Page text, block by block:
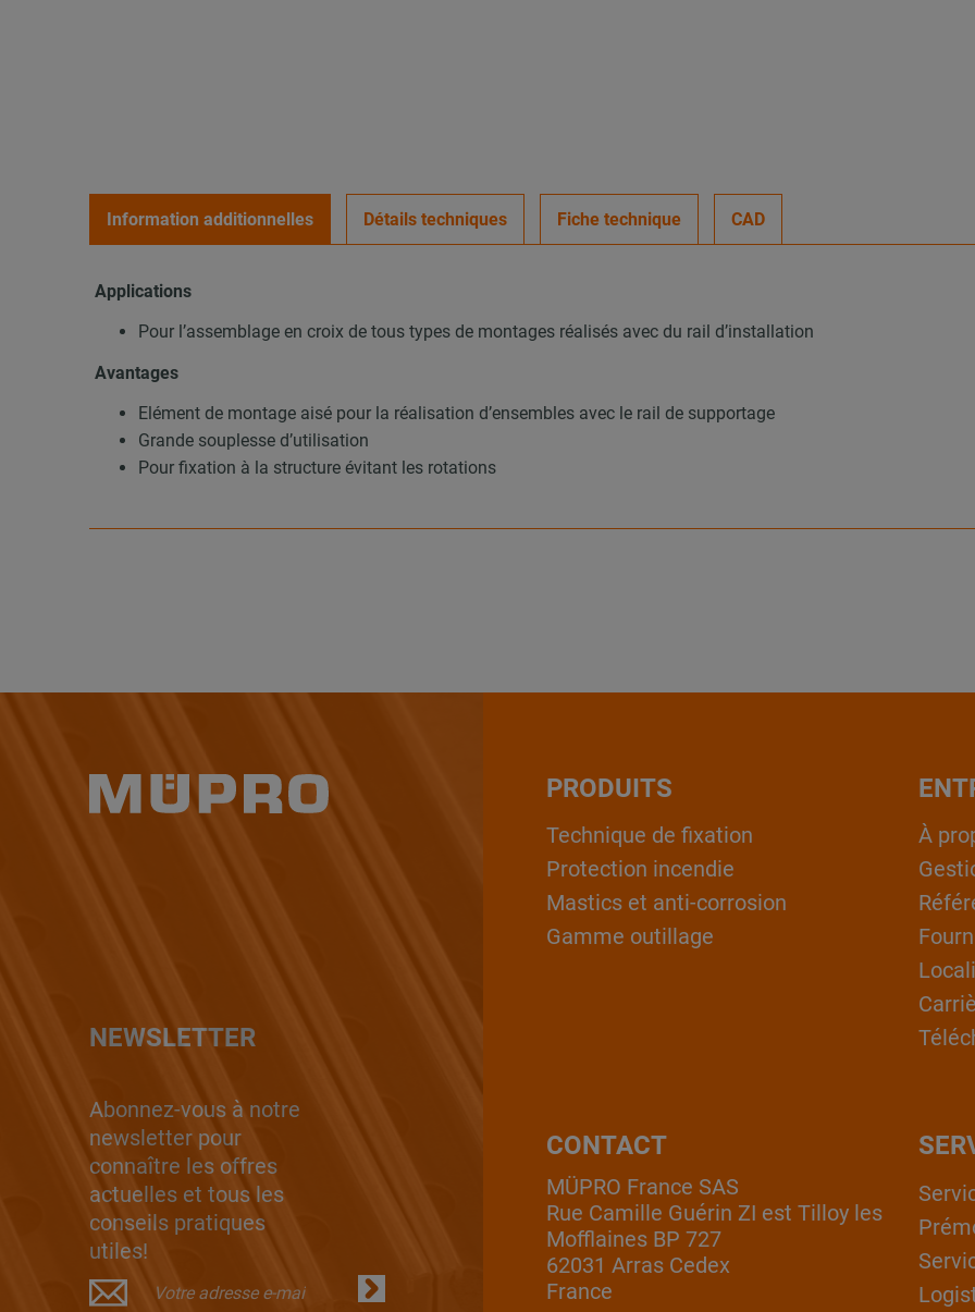
Information additionnelles Détails techniques Fiche technique CAD
Applications
Pour l’assemblage en croix de tous types de montages réalisés avec du rail d’installation
Avantages
Elément de montage aisé pour la réalisation d’ensembles avec le rail de supportage
Grande souplesse d’utilisation
Pour fixation à la structure évitant les rotations
NEWSLETTER
Abonnez-vous à notre
newsletter pour
connaître les offres
actuelles et tous les
conseils pratiques
utiles!
PRODUITS
Technique de fixation
Protection incendie
Mastics et anti-corrosion
Gamme outillage
À
CONTACT
MÜPRO France SAS
Rue Camille Guérin ZI est Tilloy les
Mofflaines BP 727
62031 Arras Cedex
France